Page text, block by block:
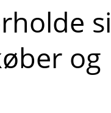
og